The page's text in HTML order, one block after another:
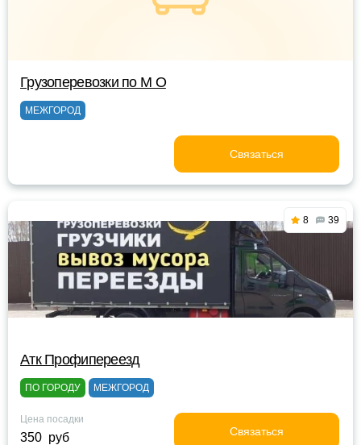
Грузоперевозки по М О
МЕЖГОРОД
Связаться
8 39
Атк Профипереезд
ПО ГОРОДУ МЕЖГОРОД
Цена посадки
350 руб Связаться